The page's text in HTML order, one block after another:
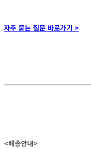
자주 묻는 질문 바로가기 >
<배송안내>